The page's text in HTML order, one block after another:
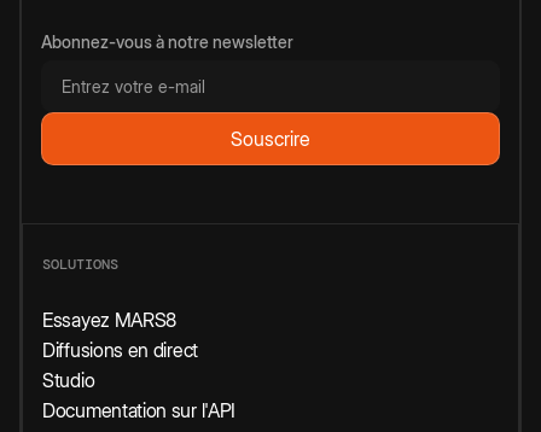
Abonnez-vous à notre newsletter
SOLUTIONS
Essayez MARS8
Diffusions en direct
Studio
Documentation sur l'API